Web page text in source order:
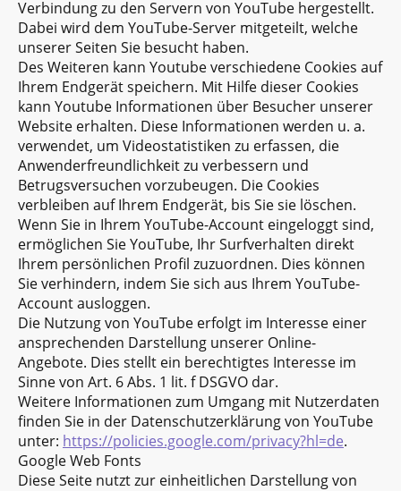
Verbindung zu den Servern von YouTube hergestellt.
Dabei wird dem YouTube-Server mitgeteilt, welche
unserer Seiten Sie besucht haben.
Des Weiteren kann Youtube verschiedene Cookies auf
Ihrem Endgerät speichern. Mit Hilfe dieser Cookies
kann Youtube Informationen über Besucher unserer
Website erhalten. Diese Informationen werden u. a.
verwendet, um Videostatistiken zu erfassen, die
Anwenderfreundlichkeit zu verbessern und
Betrugsversuchen vorzubeugen. Die Cookies
verbleiben auf Ihrem Endgerät, bis Sie sie löschen.
Wenn Sie in Ihrem YouTube-Account eingeloggt sind,
ermöglichen Sie YouTube, Ihr Surfverhalten direkt
Ihrem persönlichen Profil zuzuordnen. Dies können
Sie verhindern, indem Sie sich aus Ihrem YouTube-
Account ausloggen.
Die Nutzung von YouTube erfolgt im Interesse einer
ansprechenden Darstellung unserer Online-
Angebote. Dies stellt ein berechtigtes Interesse im
Sinne von Art. 6 Abs. 1 lit. f DSGVO dar.
Weitere Informationen zum Umgang mit Nutzerdaten
finden Sie in der Datenschutzerklärung von YouTube
unter: https://policies.google.com/privacy?hl=de.
Google Web Fonts
Diese Seite nutzt zur einheitlichen Darstellung von